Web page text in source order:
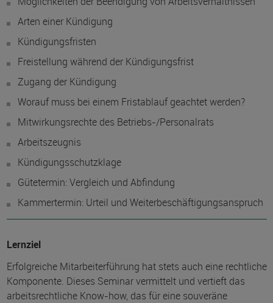
Arten einer Kündigung
Kündigungsfristen
Freistellung während der Kündigungsfrist
Zugang der Kündigung
Worauf muss bei einem Fristablauf geachtet werden?
Mitwirkungsrechte des Betriebs-/Personalrats
Arbeitszeugnis
Kündigungsschutzklage
Gütetermin: Vergleich und Abfindung
Kammertermin: Urteil und Weiterbeschäftigungsanspruch
Lernziel
Erfolgreiche Mitarbeiterführung hat stets auch eine rechtliche
Komponente. Dieses Seminar vermittelt und vertieft das
arbeitsrechtliche Know-how, das für eine souveräne